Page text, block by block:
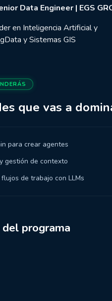
Data Engineer | EGS
en Inteligencia Artificial y
y Sistemas GIS
que vas a
para crear agentes
gestión de contexto
de trabajo con LLMs
programa